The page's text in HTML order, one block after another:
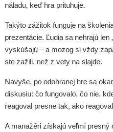
náladu, keď hra prituhuje.
Takýto zážitok funguje na
prezentácie. Ľudia sa nehrajú len
vyskúšajú – a mozog si vždy
ste zažili, než z vety na slajde.
Navyše, po odohranej hre sa
diskusiu: čo fungovalo, čo nie,
reagoval presne tak, ako
A manažéri získajú veľmi presný